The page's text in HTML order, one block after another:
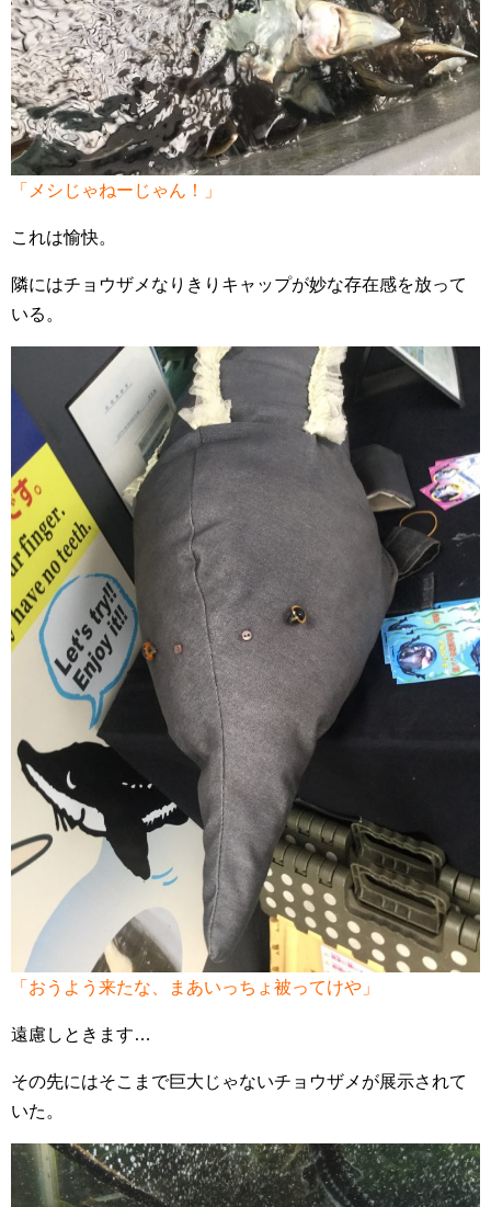
「メシじゃねーじゃん！」
これは愉快。
隣にはチョウザメなりきりキャップが妙な存在感を放って
いる。
「おうよう来たな、まあいっちょ被ってけや」
遠慮しときます…
その先にはそこまで巨大じゃないチョウザメが展示されて
いた。